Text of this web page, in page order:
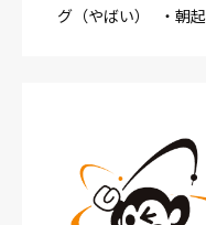
グ（やばい） ・朝